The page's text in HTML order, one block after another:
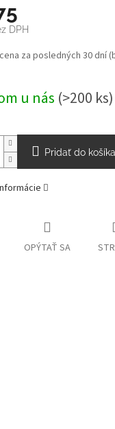
DPH
za posledných 30 dní
u nás (>200 ks)
Pridať do košíka
OPÝTAŤ SA